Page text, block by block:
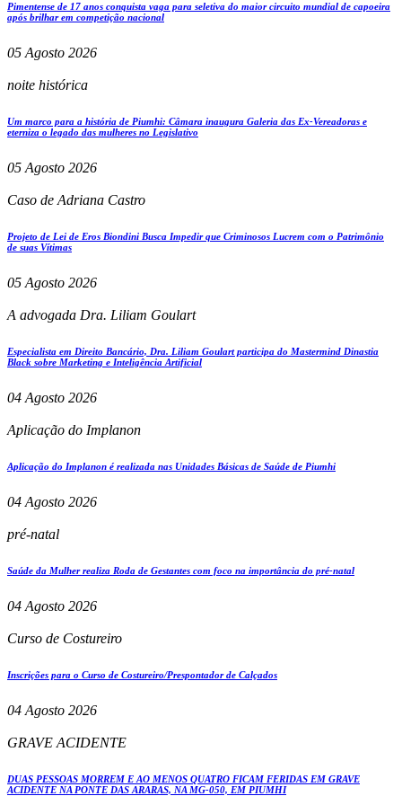
Pimentense de 17 anos conquista vaga para seletiva do maior circuito mundial de capoeira
após brilhar em competição nacional
05 Agosto 2026
noite histórica
Um marco para a história de Piumhi: Câmara inaugura Galeria das Ex-Vereadoras e
eterniza o legado das mulheres no Legislativo
05 Agosto 2026
Caso de Adriana Castro
Projeto de Lei de Eros Biondini Busca Impedir que Criminosos Lucrem com o Patrimônio
de suas Vítimas
05 Agosto 2026
A advogada Dra. Liliam Goulart
Especialista em Direito Bancário, Dra. Liliam Goulart participa do Mastermind Dinastia
Black sobre Marketing e Inteligência Artificial
04 Agosto 2026
Aplicação do Implanon
Aplicação do Implanon é realizada nas Unidades Básicas de Saúde de Piumhi
04 Agosto 2026
pré-natal
Saúde da Mulher realiza Roda de Gestantes com foco na importância do pré-natal
04 Agosto 2026
Curso de Costureiro
Inscrições para o Curso de Costureiro/Prespontador de Calçados
04 Agosto 2026
GRAVE ACIDENTE
DUAS PESSOAS MORREM E AO MENOS QUATRO FICAM FERIDAS EM GRAVE
ACIDENTE NA PONTE DAS ARARAS, NA MG-050, EM PIUMHI